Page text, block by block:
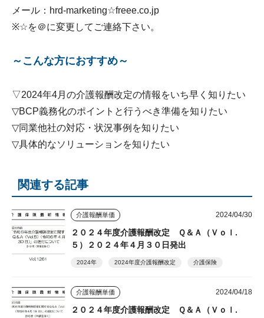
メール：hrd-marketing☆freee.co.jp
※☆を＠に変更してご連絡下さい。
～こんな方におすすめ～
▽2024年4月の介護報酬改定の情報をいち早く知りたい
▽BCP義務化のポイントと行うべき準備を知りたい
▽同業他社の対応・状況事例を知りたい
▽具体的なソリューションを知りたい
関連する記事
介護報酬単価 2024/04/30
２０２４年度介護報酬改定 Ｑ＆Ａ（Ｖｏｌ.
５）２０２４年４月３０日発出
2024年 2024年度介護報酬改定 介護保険
介護報酬単価 2024/04/18
２０２４年度介護報酬改定 Ｑ＆Ａ（Ｖｏｌ.